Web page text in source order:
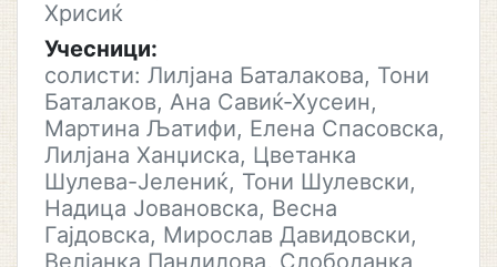
Хрисиќ
Учесници:
солисти: Лилјана Баталакова, Тони
Баталаков, Ана Савиќ-Хусеин,
Мартина Љатифи, Елена Спасовска,
Лилјана Ханџиска, Цветанка
Шулева-Јелениќ, Тони Шулевски,
Надица Јовановска, Весна
Гајдовска, Мирослав Давидовски,
Велјанка Пандилова, Слободанка